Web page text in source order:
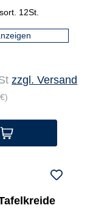
12St.
zzgl. Versand